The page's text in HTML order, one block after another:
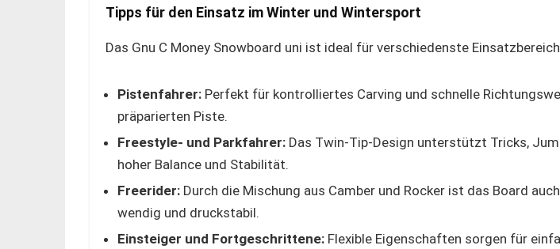
Tipps für den Einsatz im Winter und Wintersport
Das Gnu C Money Snowboard uni ist ideal für verschiedenste
Pistenfahrer: Perfekt für kontrolliertes Carving und schnelle
präparierten Piste.
Freestyle- und Parkfahrer: Das Twin-Tip-Design unterstützt Tricks,
hoher Balance und Stabilität.
Freerider: Durch die Mischung aus Camber und Rocker ist das Board
wendig und druckstabil.
Einsteiger und Fortgeschrittene: Flexible Eigenschaften sorgen für